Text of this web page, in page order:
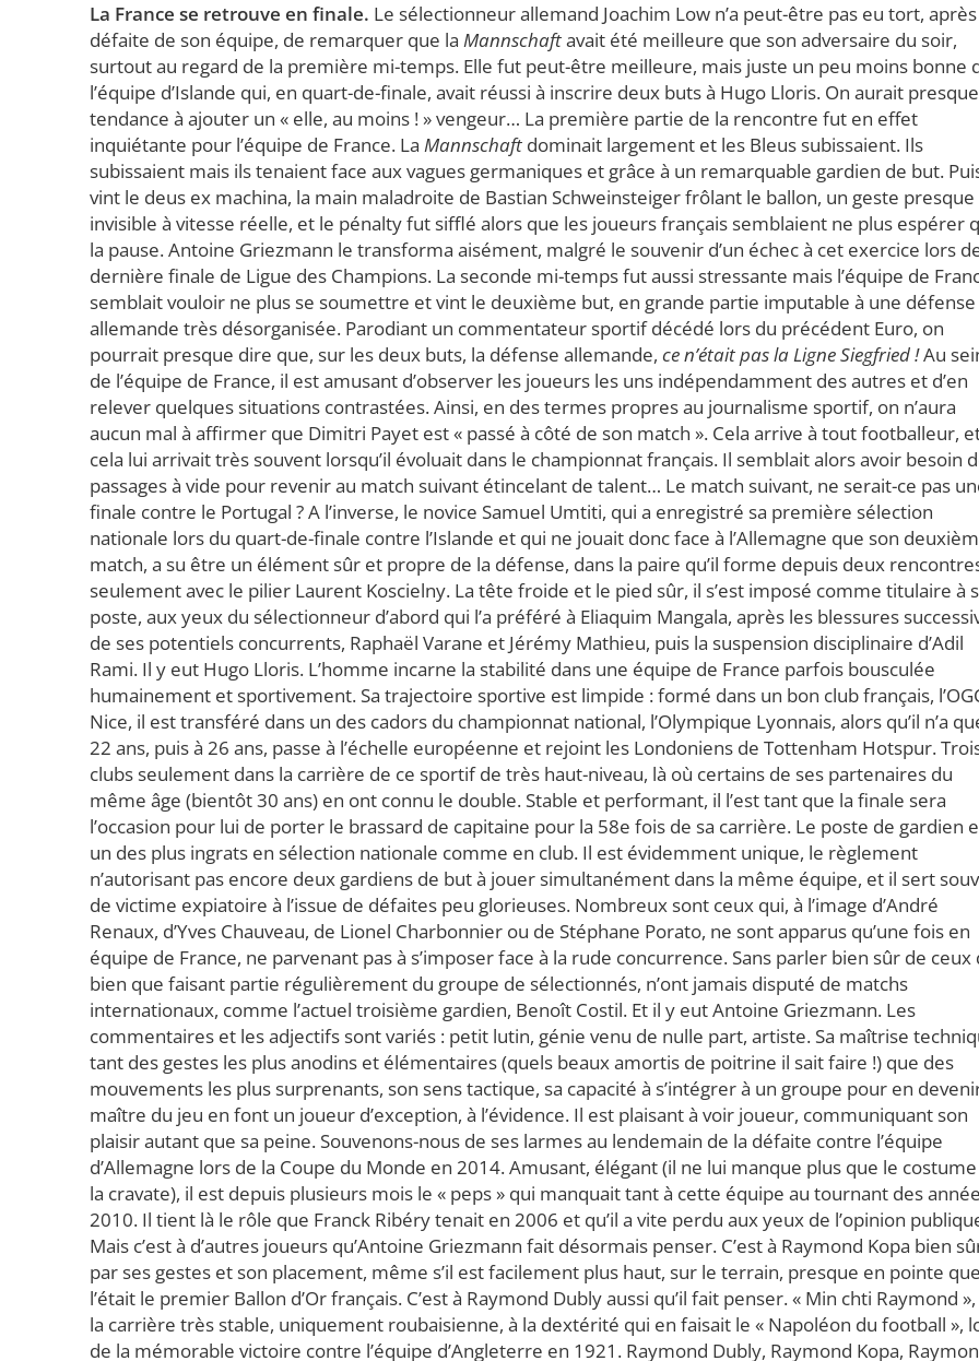
La France se retrouve en finale. Le sélectionneur allemand Joachim Low n’a peut-être pas eu tort, après
défaite de son équipe, de remarquer que la Mannschaftavait été meilleure que son adversaire du soir,
surtout au regard de la première mi-temps. Elle fut peut-être meilleure, mais juste un peu moins bonne
l’équipe d’Islande qui, en quart-de-finale, avait réussi à inscrire deux buts à Hugo Lloris. On aurait presque
tendance à ajouter un « elle, au moins ! » vengeur… La première partie de la rencontre fut en effet
inquiétante pour l’équipe de France. La Mannschaft dominait largement et les Bleus subissaient. Ils
subissaient mais ils tenaient face aux vagues germaniques et grâce à un remarquable gardien de but.
vint le deus ex machina, la main maladroite de Bastian Schweinsteiger frôlant le ballon, un geste presque
invisible à vitesse réelle, et le pénalty fut sifflé alors que les joueurs français semblaient ne plus espérer
la pause. Antoine Griezmann le transforma aisément, malgré le souvenir d’un échec à cet exercice lors
dernière finale de Ligue des Champions. La seconde mi-temps fut aussi stressante mais l’équipe de
semblait vouloir ne plus se soumettre et vint le deuxième but, en grande partie imputable à une défense
allemande très désorganisée. Parodiant un commentateur sportif décédé lors du précédent Euro, on
pourrait presque dire que, sur les deux buts, la défense allemande, ce n’était pas la Ligne Siegfried !Au
de l’équipe de France, il est amusant d’observer les joueurs les uns indépendamment des autres et d’en
relever quelques situations contrastées. Ainsi, en des termes propres au journalisme sportif, on n’aura
aucun mal à affirmer que Dimitri Payet est « passé à côté de son match ». Cela arrive à tout footballeur,
cela lui arrivait très souvent lorsqu’il évoluait dans le championnat français. Il semblait alors avoir besoin
passages à vide pour revenir au match suivant étincelant de talent… Le match suivant, ne serait-ce pas
finale contre le Portugal ? A l’inverse, le novice Samuel Umtiti, qui a enregistré sa première sélection
nationale lors du quart-de-finale contre l’Islande et qui ne jouait donc face à l’Allemagne que son
match, a su être un élément sûr et propre de la défense, dans la paire qu’il forme depuis deux
seulement avec le pilier Laurent Koscielny. La tête froide et le pied sûr, il s’est imposé comme titulaire à
poste, aux yeux du sélectionneur d’abord qui l’a préféré à Eliaquim Mangala, après les blessures
de ses potentiels concurrents, Raphaël Varane et Jérémy Mathieu, puis la suspension disciplinaire d’Adil
Rami. Il y eut Hugo Lloris. L’homme incarne la stabilité dans une équipe de France parfois bousculée
humainement et sportivement. Sa trajectoire sportive est limpide : formé dans un bon club français,
Nice, il est transféré dans un des cadors du championnat national, l’Olympique Lyonnais, alors qu’il n’a
22 ans, puis à 26 ans, passe à l’échelle européenne et rejoint les Londoniens de Tottenham Hotspur.
clubs seulement dans la carrière de ce sportif de très haut-niveau, là où certains de ses partenaires du
même âge (bientôt 30 ans) en ont connu le double. Stable et performant, il l’est tant que la finale sera
l’occasion pour lui de porter le brassard de capitaine pour la 58e fois de sa carrière. Le poste de gardien
un des plus ingrats en sélection nationale comme en club. Il est évidemment unique, le règlement
n’autorisant pas encore deux gardiens de but à jouer simultanément dans la même équipe, et il sert
de victime expiatoire à l’issue de défaites peu glorieuses. Nombreux sont ceux qui, à l’image d’André
Renaux, d’Yves Chauveau, de Lionel Charbonnier ou de Stéphane Porato, ne sont apparus qu’une fois en
équipe de France, ne parvenant pas à s’imposer face à la rude concurrence. Sans parler bien sûr de ceux
bien que faisant partie régulièrement du groupe de sélectionnés, n’ont jamais disputé de matchs
internationaux, comme l’actuel troisième gardien, Benoît Costil. Et il y eut Antoine Griezmann. Les
commentaires et les adjectifs sont variés : petit lutin, génie venu de nulle part, artiste. Sa maîtrise
tant des gestes les plus anodins et élémentaires (quels beaux amortis de poitrine il sait faire !) que des
mouvements les plus surprenants, son sens tactique, sa capacité à s’intégrer à un groupe pour en
maître du jeu en font un joueur d’exception, à l’évidence. Il est plaisant à voir joueur, communiquant son
plaisir autant que sa peine. Souvenons-nous de ses larmes au lendemain de la défaite contre l’équipe
d’Allemagne lors de la Coupe du Monde en 2014. Amusant, élégant (il ne lui manque plus que le
la cravate), il est depuis plusieurs mois le « peps » qui manquait tant à cette équipe au tournant des
2010. Il tient là le rôle que Franck Ribéry tenait en 2006 et qu’il a vite perdu aux yeux de l’opinion
Mais c’est à d’autres joueurs qu’Antoine Griezmann fait désormais penser. C’est à Raymond Kopa bien
par ses gestes et son placement, même s’il est facilement plus haut, sur le terrain, presque en pointe
l’était le premier Ballon d’Or français. C’est à Raymond Dubly aussi qu’il fait penser. « Min chti Raymond »,
la carrière très stable, uniquement roubaisienne, à la dextérité qui en faisait le « Napoléon du football »,
de la mémorable victoire contre l’équipe d’Angleterre en 1921. Raymond Dubly, Raymond Kopa,